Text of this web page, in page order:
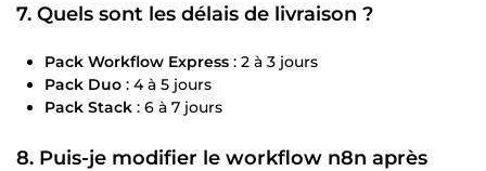
7. Quels sont les délais de livraison ?
Pack Workflow Express : 2 à 3 jours
Pack Duo : 4 à 5 jours
Pack Stack : 6 à 7 jours
8. Puis-je modifier le workflow n8n après